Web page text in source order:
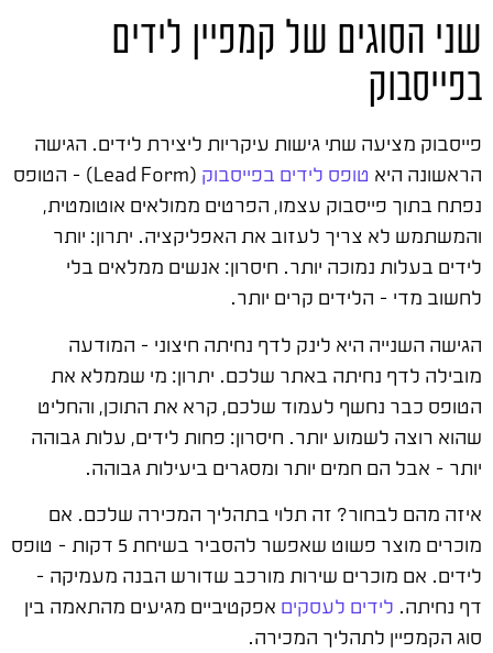
שני הסוגים של קמפיין לידים
בפייסבוק
פייסבוק מציעה שתי גישות עיקריות ליצירת לידים. הגישה
הראשונה היא טופס לידים בפייסבוק
(Lead Form) – הטופס
נפתח בתוך פייסבוק עצמו, הפרטים ממולאים אוטומטית,
והמשתמש לא צריך לעזוב את האפליקציה. יתרון: יותר
לידים בעלות נמוכה יותר. חיסרון: אנשים ממלאים בלי
לחשוב מדי – הלידים קרים יותר.
הגישה השנייה היא לינק לדף נחיתה חיצוני – המודעה
מובילה לדף נחיתה באתר שלכם. יתרון: מי שממלא את
הטופס כבר נחשף לעמוד שלכם, קרא את התוכן, והחליט
שהוא רוצה לשמוע יותר. חיסרון: פחות לידים, עלות גבוהה
יותר – אבל הם חמים יותר ומסגרים ביעילות גבוהה.
איזה מהם לבחור? זה תלוי בתהליך המכירה שלכם. אם
מוכרים מוצר פשוט שאפשר להסביר בשיחת 5 דקות – טופס
לידים. אם מוכרים שירות מורכב שדורש הבנה מעמיקה –
דף נחיתה. לידים לעסקים אפקטיביים מגיעים מהתאמה בין
סוג הקמפיין לתהליך המכירה.